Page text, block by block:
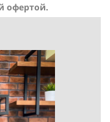
офертой.